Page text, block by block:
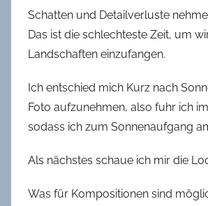
Schatten und Detailverluste
Das ist die schlechteste Zeit, um
Landschaften einzufangen.
Ich entschied mich Kurz nach
Foto aufzunehmen, also fuhr ich
sodass ich zum Sonnenaufgang
Als nächstes schaue ich mir die
Was für Kompositionen sind